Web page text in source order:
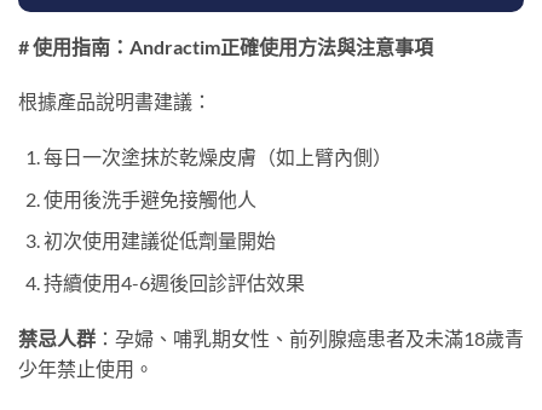
# 使用指南：Andractim正確使用方法與注意事項
根據產品說明書建議：
每日一次塗抹於乾燥皮膚（如上臂內側）
使用後洗手避免接觸他人
初次使用建議從低劑量開始
持續使用4-6週後回診評估效果
禁忌人群 ：孕婦、哺乳期女性、前列腺癌患者及未滿18歲青
少年禁止使用。